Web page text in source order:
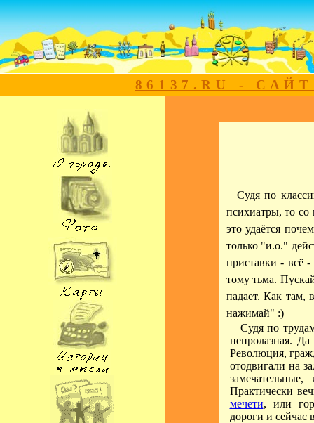
86137.RU -
Судя по
психиатры, то
это удаётся
только "и.о."
приставки - всё
тому тьма.
падает. Как там,
нажимай" :)
Судя по
непролазная.
Революция,
отодвигали на
Практически
мечети, или
дороги и сейчас